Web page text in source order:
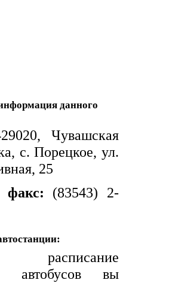
данного
Чувашская
с. Порецкое, ул.
25
факс: (83543) 2-
расписание
автобусов вы